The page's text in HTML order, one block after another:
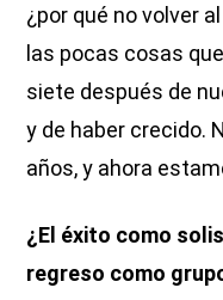
¿por qué no volver
las pocas cosas
siete después de
y de haber crecido.
años, y ahora
¿El éxito como
regreso como